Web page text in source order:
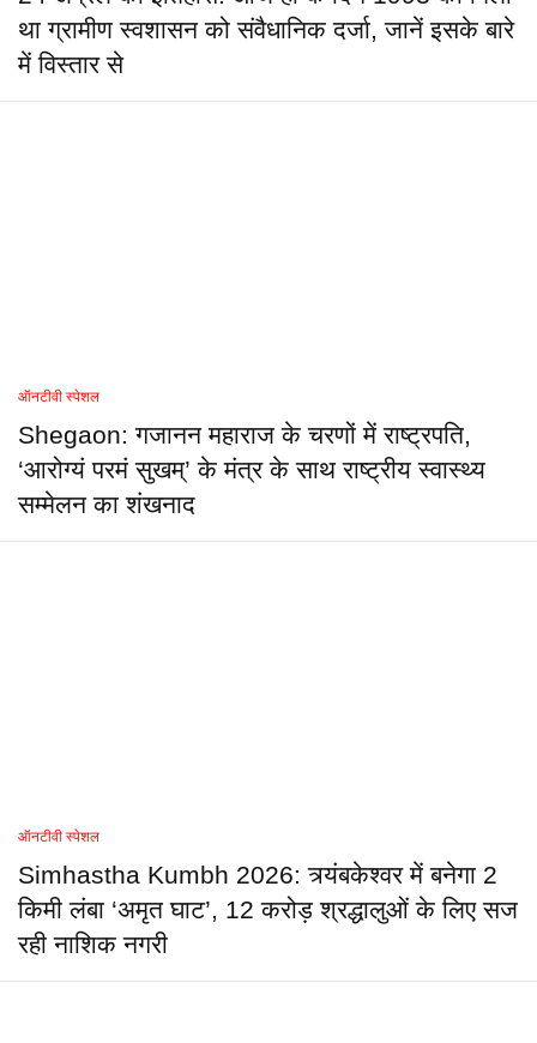
था ग्रामीण स्वशासन को संवैधानिक दर्जा, जानें इसके बारे
में विस्तार से
ऑनटीवी स्पेशल
Shegaon: गजानन महाराज के चरणों में राष्ट्रपति,
‘आरोग्यं परमं सुखम्’ के मंत्र के साथ राष्ट्रीय स्वास्थ्य
सम्मेलन का शंखनाद
ऑनटीवी स्पेशल
Simhastha Kumbh 2026: त्र्यंबकेश्वर में बनेगा 2
किमी लंबा ‘अमृत घाट’, 12 करोड़ श्रद्धालुओं के लिए सज
रही नाशिक नगरी